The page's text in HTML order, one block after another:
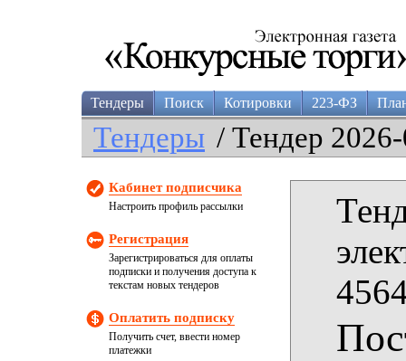
Тендеры Поиск Котировки 223-ФЗ
Тендеры / Тендер
Кабинет подписчика
Настроить профиль рассылки
Регистрация
Зарегистрироваться для оплаты
подписки и получения доступа к
текстам новых тендеров
Оплатить подписку
Получить счет, ввести номер
платежки